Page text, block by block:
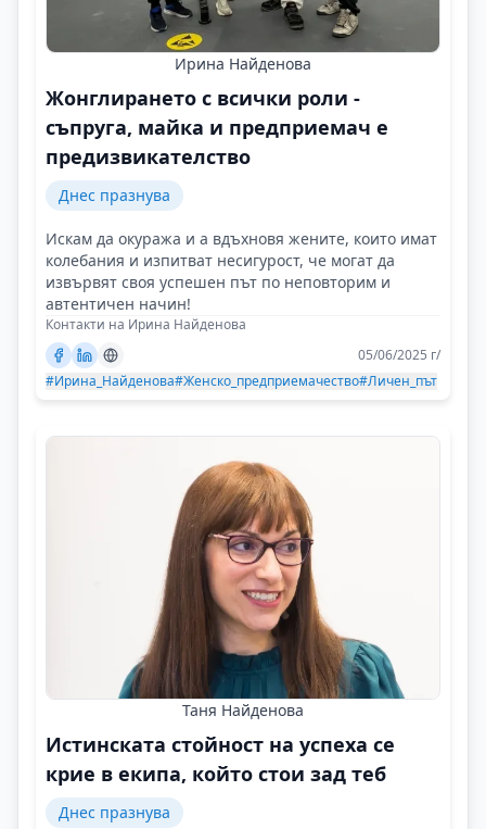
Ирина Найденова
Жонглирането с всички роли -
съпруга, майка и предприемач е
предизвикателство
Днес празнува
Искам да окуража и а вдъхновя жените, които имат
колебания и изпитват несигурост, че могат да
извървят своя успешен път по неповторим и
автентичен начин!
Контакти на Ирина Найденова
05/06/2025 г/
#Ирина_Найденова#Женско_предприемачество#Личен_път
Таня Найденова
Истинската стойност на успеха се
крие в екипа, който стои зад теб
Днес празнува